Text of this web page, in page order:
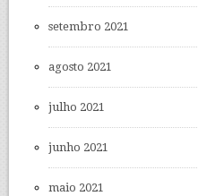
setembro 2021
agosto 2021
julho 2021
junho 2021
maio 2021